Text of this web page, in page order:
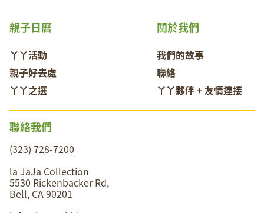
關於我們
我們的故事
聯絡
丫丫夥伴 + 友情連接
親子日曆
丫丫活動
親子好去處
丫丫之選
聯絡我們
(323) 728-7200
la JaJa Collection
5530 Rickenbacker Rd,
Bell, CA 90201